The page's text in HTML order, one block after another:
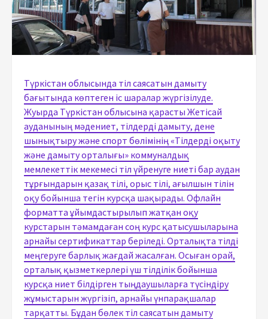
Түркістан облысында тіл саясатын дамыту
бағытында көптеген іс шаралар жүргізілуде.
Жуырда Түркістан облысына қарасты Жетісай
ауданының мәдениет, тілдерді дамыту, дене
шынықтыру және спорт бөлімінің «Тілдерді оқыту
және дамыту орталығы» коммуналдық
мемлекеттік мекемесі тіл үйренуге ниеті бар аудан
тұрғындарын қазақ тілі, орыс тілі, ағылшын тілін
оқу бойынша тегін курсқа шақырады. Офлайн
форматта ұйымдастырылып жатқан оқу
курстарын тәмамдаған соң курс қатысушыларына
арнайы сертификаттар беріледі. Орталықта тілді
меңгеруге барлық жағдай жасалған. Осыған орай,
орталық қызметкерлері үш тілділік бойынша
курсқа ниет білдірген тыңдаушыларға түсіндіру
жұмыстарын жүргізіп, арнайы үнпарақшалар
тарқатты. Бұдан бөлек тіл саясатын дамыту